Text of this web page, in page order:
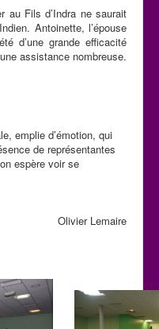
au Fils d’Indra ne saurait
Antoinette, l’épouse
d’une grande efficacité
assistance nombreuse.
emplie d’émotion, qui
de représentantes
espère voir se
Olivier Lemaire